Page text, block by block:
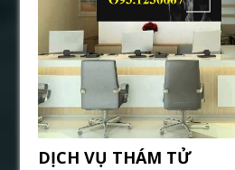
DỊCH VỤ THÁM TỬ